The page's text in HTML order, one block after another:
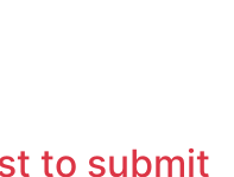
to submit